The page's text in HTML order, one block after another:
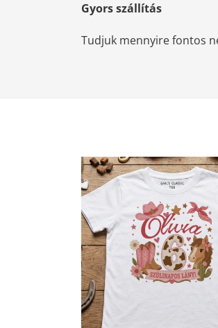
Gyors szállítás
Tudjuk mennyire fontos